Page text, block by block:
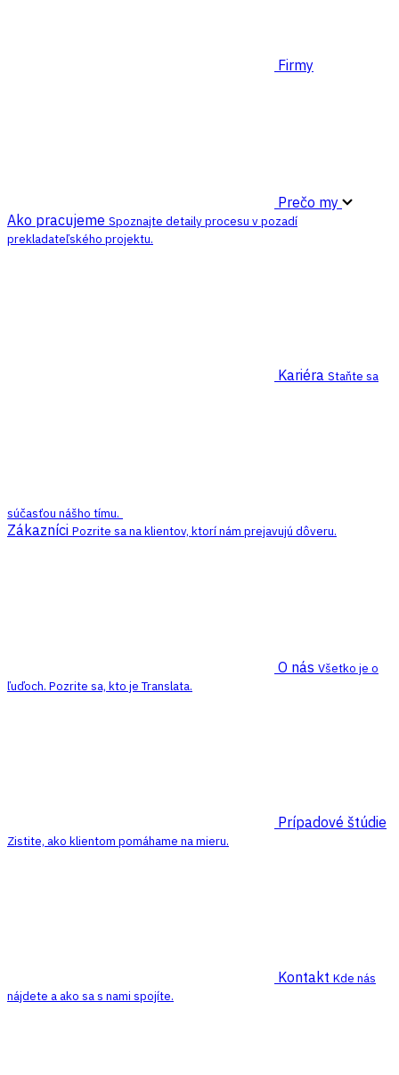
Firmy
Prečo my
Ako pracujeme Spoznajte detaily procesu v pozadí
prekladateľského projektu.
Kariéra Staňte sa
súčasťou nášho tímu.
Zákazníci Pozrite sa na klientov, ktorí nám prejavujú dôveru.
O nás Všetko je o
ľuďoch. Pozrite sa, kto je Translata.
Prípadové štúdie
Zistite, ako klientom pomáhame na mieru.
Kontakt Kde nás
nájdete a ako sa s nami spojíte.